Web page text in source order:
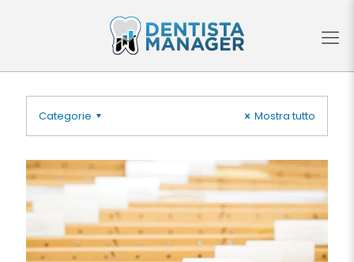
Categorie Mostra tutto